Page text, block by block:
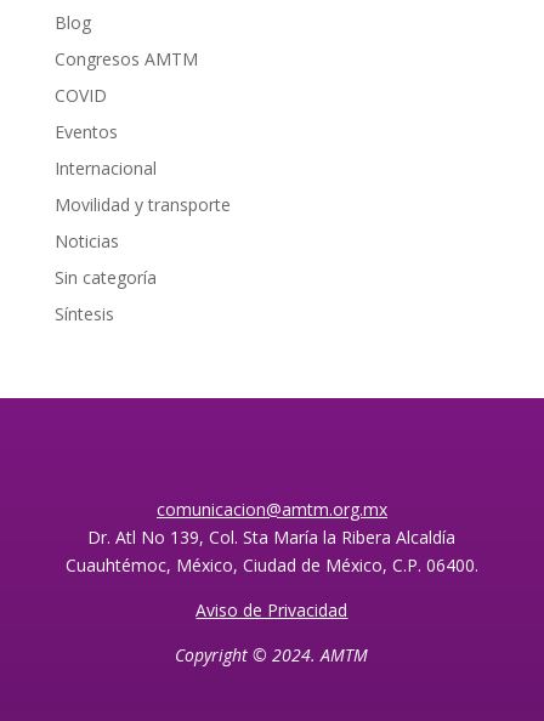
Blog
Congresos AMTM
COVID
Eventos
Internacional
Movilidad y transporte
Noticias
Sin categoría
Síntesis
comunicacion@amtm.org.mx
Dr. Atl No 139, Col. Sta María la Ribera Alcaldía
Cuauhtémoc, México, Ciudad de México, C.P. 06400.
Aviso de Privacidad
Copyright © 2024. AMTM